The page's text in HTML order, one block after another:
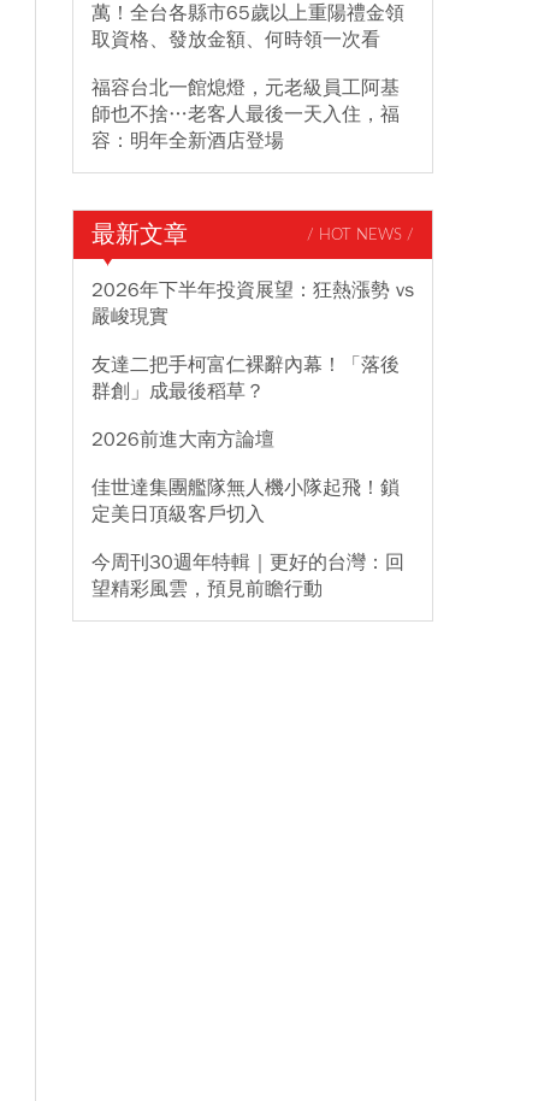
萬！全台各縣市65歲以上重陽禮金領
取資格、發放金額、何時領一次看
福容台北一館熄燈，元老級員工阿基
師也不捨…老客人最後一天入住，福
容：明年全新酒店登場
最新文章 / HOT NEWS /
2026年下半年投資展望：狂熱漲勢 vs
嚴峻現實
友達二把手柯富仁裸辭內幕！「落後
群創」成最後稻草？
2026前進大南方論壇
佳世達集團艦隊無人機小隊起飛！鎖
定美日頂級客戶切入
今周刊30週年特輯｜更好的台灣：回
望精彩風雲，預見前瞻行動